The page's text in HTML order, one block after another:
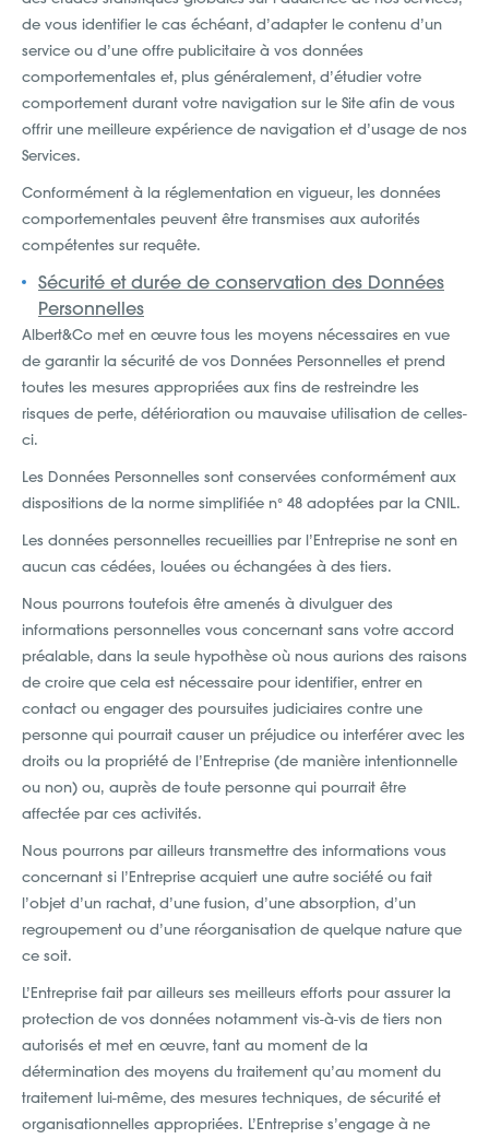
de vous identifier le cas échéant, d’adapter le contenu d’un
service ou d’une offre publicitaire à vos données
comportementales et, plus généralement, d’étudier votre
comportement durant votre navigation sur le Site afin de vous
offrir une meilleure expérience de navigation et d’usage de nos
Services.
Conformément à la réglementation en vigueur, les données
comportementales peuvent être transmises aux autorités
compétentes sur requête.
Sécurité et durée de conservation des Données
Personnelles
Albert&Co met en œuvre tous les moyens nécessaires en vue
de garantir la sécurité de vos Données Personnelles et prend
toutes les mesures appropriées aux fins de restreindre les
risques de perte, détérioration ou mauvaise utilisation de celles-
ci.
Les Données Personnelles sont conservées conformément aux
dispositions de la norme simplifiée n° 48 adoptées par la CNIL.
Les données personnelles recueillies par l’Entreprise ne sont en
aucun cas cédées, louées ou échangées à des tiers.
Nous pourrons toutefois être amenés à divulguer des
informations personnelles vous concernant sans votre accord
préalable, dans la seule hypothèse où nous aurions des raisons
de croire que cela est nécessaire pour identifier, entrer en
contact ou engager des poursuites judiciaires contre une
personne qui pourrait causer un préjudice ou interférer avec les
droits ou la propriété de l’Entreprise (de manière intentionnelle
ou non) ou, auprès de toute personne qui pourrait être
affectée par ces activités.
Nous pourrons par ailleurs transmettre des informations vous
concernant si l’Entreprise acquiert une autre société ou fait
l’objet d’un rachat, d’une fusion, d’une absorption, d’un
regroupement ou d’une réorganisation de quelque nature que
ce soit.
L’Entreprise fait par ailleurs ses meilleurs efforts pour assurer la
protection de vos données notamment vis-à-vis de tiers non
autorisés et met en œuvre, tant au moment de la
détermination des moyens du traitement qu’au moment du
traitement lui-même, des mesures techniques, de sécurité et
organisationnelles appropriées. L’Entreprise s’engage à ne